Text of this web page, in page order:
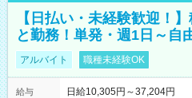
【日払い・未経験歓迎！
と勤務！単発・週1日～自
アルバイト 職種未経験OK
給与
日給10,305円～37,204円